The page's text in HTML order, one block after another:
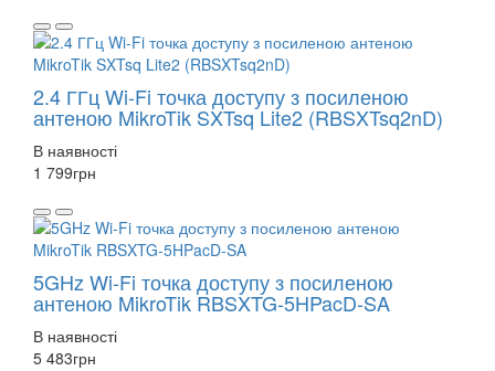
2.4 ГГц Wi-Fi точка доступу з посиленою
антеною MikroTik SXTsq Lite2 (RBSXTsq2nD)
В наявності
1 799грн
5GHz Wi-Fi точка доступу з посиленою
антеною MikroTik RBSXTG-5HPacD-SA
В наявності
5 483грн